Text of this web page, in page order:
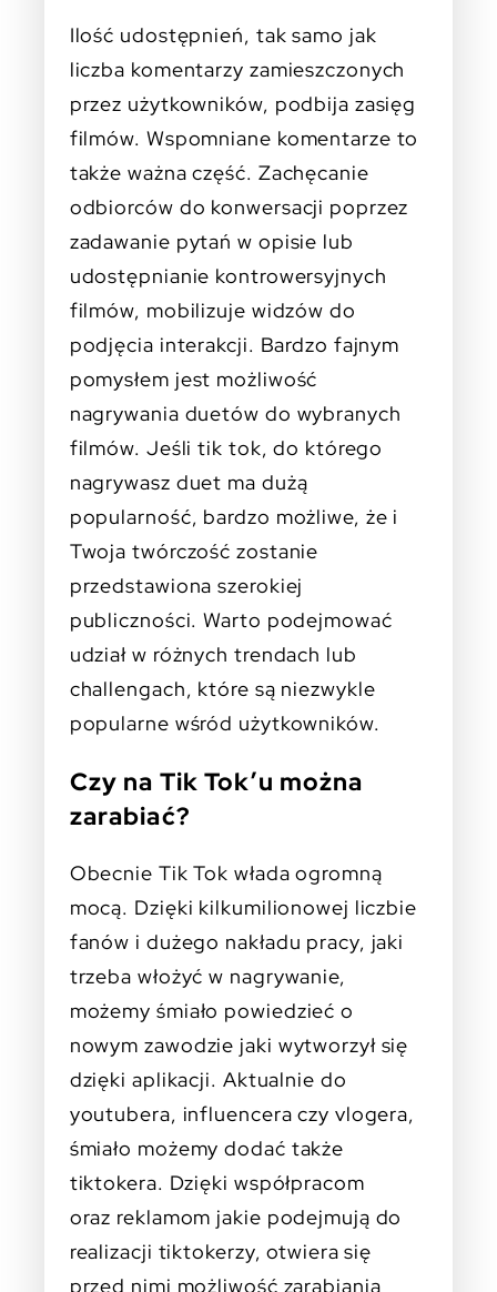
Ilość udostępnień, tak samo jak
liczba komentarzy zamieszczonych
przez użytkowników, podbija zasięg
filmów. Wspomniane komentarze to
także ważna część. Zachęcanie
odbiorców do konwersacji poprzez
zadawanie pytań w opisie lub
udostępnianie kontrowersyjnych
filmów, mobilizuje widzów do
podjęcia interakcji. Bardzo fajnym
pomysłem jest możliwość
nagrywania duetów do wybranych
filmów. Jeśli tik tok, do którego
nagrywasz duet ma dużą
popularność, bardzo możliwe, że i
Twoja twórczość zostanie
przedstawiona szerokiej
publiczności. Warto podejmować
udział w różnych trendach lub
challengach, które są niezwykle
popularne wśród użytkowników.
Czy na Tik Tok’u można
zarabiać?
Obecnie Tik Tok włada ogromną
mocą. Dzięki kilkumilionowej liczbie
fanów i dużego nakładu pracy, jaki
trzeba włożyć w nagrywanie,
możemy śmiało powiedzieć o
nowym zawodzie jaki wytworzył się
dzięki aplikacji. Aktualnie do
youtubera, influencera czy vlogera,
śmiało możemy dodać także
tiktokera. Dzięki współpracom
oraz reklamom jakie podejmują do
realizacji tiktokerzy, otwiera się
przed nimi możliwość zarabiania